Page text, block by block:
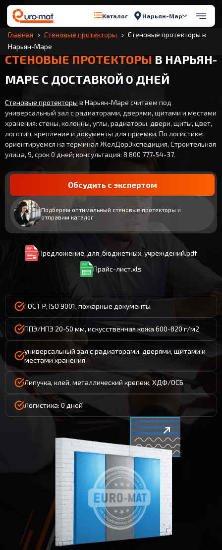
Каталог Нарьян-Мар
Главная Стеновые протекторы
Стеновые протекторы в
Нарьян-Маре
СТЕНОВЫЕ ПРОТЕКТОРЫ В НАРЬЯН-
МАРЕ С ДОСТАВКОЙ 0 ДНЕЙ
Стеновые протекторы в Нарьян-Маре считаем под
универсальный зал с радиаторами, дверями, щитами и местами
хранения: стены, колонны, углы, радиаторы, двери, щиты, цвет,
логотип, крепление и документы для приемки. По логистике:
ориентируемся на терминал ЖелДорЭкспедиция, Строительная
улица, 9, срок 0 дней; консультация: 8 800 777-54-37.
Обсудить с экспертом
Подберем оптимальный стеновые протекторы и
отправим каталог
Предложение_для_бюджетных_учреждений.pdf
Прайс-лист.xls
ГОСТ Р, ISO 9001, пожарные документы
ППЭ/НПЭ 20-50 мм, искусственная кожа 600-820 г/м2
универсальный зал с радиаторами, дверями, щитами и
местами хранения
Липучка, клей, металлический крепеж, ХДФ/ОСБ
Логистика: 0 дней